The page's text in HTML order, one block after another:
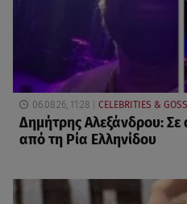
06.08.26, 11:28 CELEBRITIES &
Δημήτρης Αλεξάνδρου:
από τη Ρία Ελληνίδου